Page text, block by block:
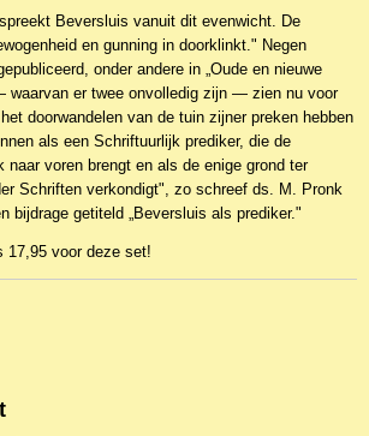
Beversluis vanuit dit evenwicht. De
en gunning in doorklinkt." Negen
onder andere in „Oude en nieuwe
waarvan er twee onvolledig zijn — zien nu voor
doorwandelen van de tuin zijner preken hebben
als een Schriftuurlijk prediker, die de
naar voren brengt en als de enige grond ter
Schriften verkondigt", zo schreef ds. M. Pronk
bijdrage getiteld „Beversluis als prediker."
17,95 voor deze set!